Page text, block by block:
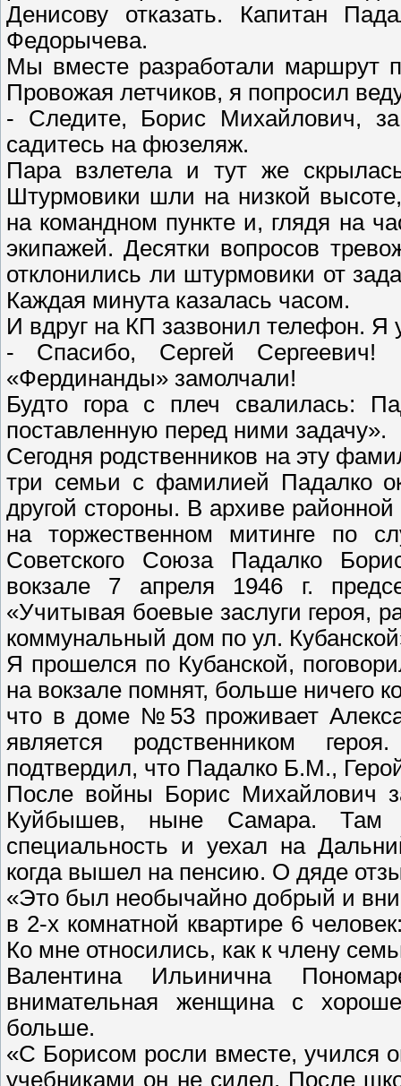
Денисову отказать. Капитан
Федорычева.
Мы вместе разработали маршрут
Провожая летчиков, я попросил
- Следите, Борис Михайлович,
садитесь на фюзеляж.
Пара взлетела и тут же
Штурмовики шли на низкой
на командном пункте и, глядя на
экипажей. Десятки вопросов
отклонились ли штурмовики от
Каждая минута казалась часом.
И вдруг на КП зазвонил телефон. Я
- Спасибо, Сергей
«Фердинанды» замолчали!
Будто гора с плеч свалилась:
поставленную перед ними задачу».
Сегодня родственников на эту
три семьи с фамилией Падалко
другой стороны. В архиве
на торжественном митинге по
Советского Союза Падалко
вокзале 7 апреля 1946 г.
«Учитывая боевые заслуги героя,
коммунальный дом по ул.
Я прошелся по Кубанской,
на вокзале помнят, больше ничего
что в доме №53 проживает
является родственником
подтвердил, что Падалко Б.М.,
После войны Борис Михайлович
Куйбышев, ныне Самара. Там
специальность и уехал на
когда вышел на пенсию. О дяде
«Это был необычайно добрый и
в 2-х комнатной квартире 6
Ко мне относились, как к члену
Валентина Ильинична
внимательная женщина с
больше.
«С Борисом росли вместе, учился
учебниками он не сидел. После